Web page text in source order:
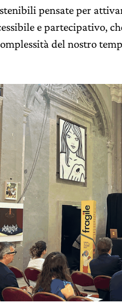
pensate per
e partecipativo,
del nostro